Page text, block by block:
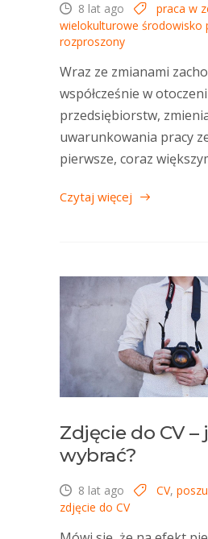
8 lat ago praca w
wielokulturowe środowisko
rozproszony
Wraz ze zmianami
współcześnie w
przedsiębiorstw,
uwarunkowania pracy
pierwsze, coraz
Czytaj więcej
Zdjęcie do CV –
wybrać?
8 lat ago CV,
zdjęcie do CV